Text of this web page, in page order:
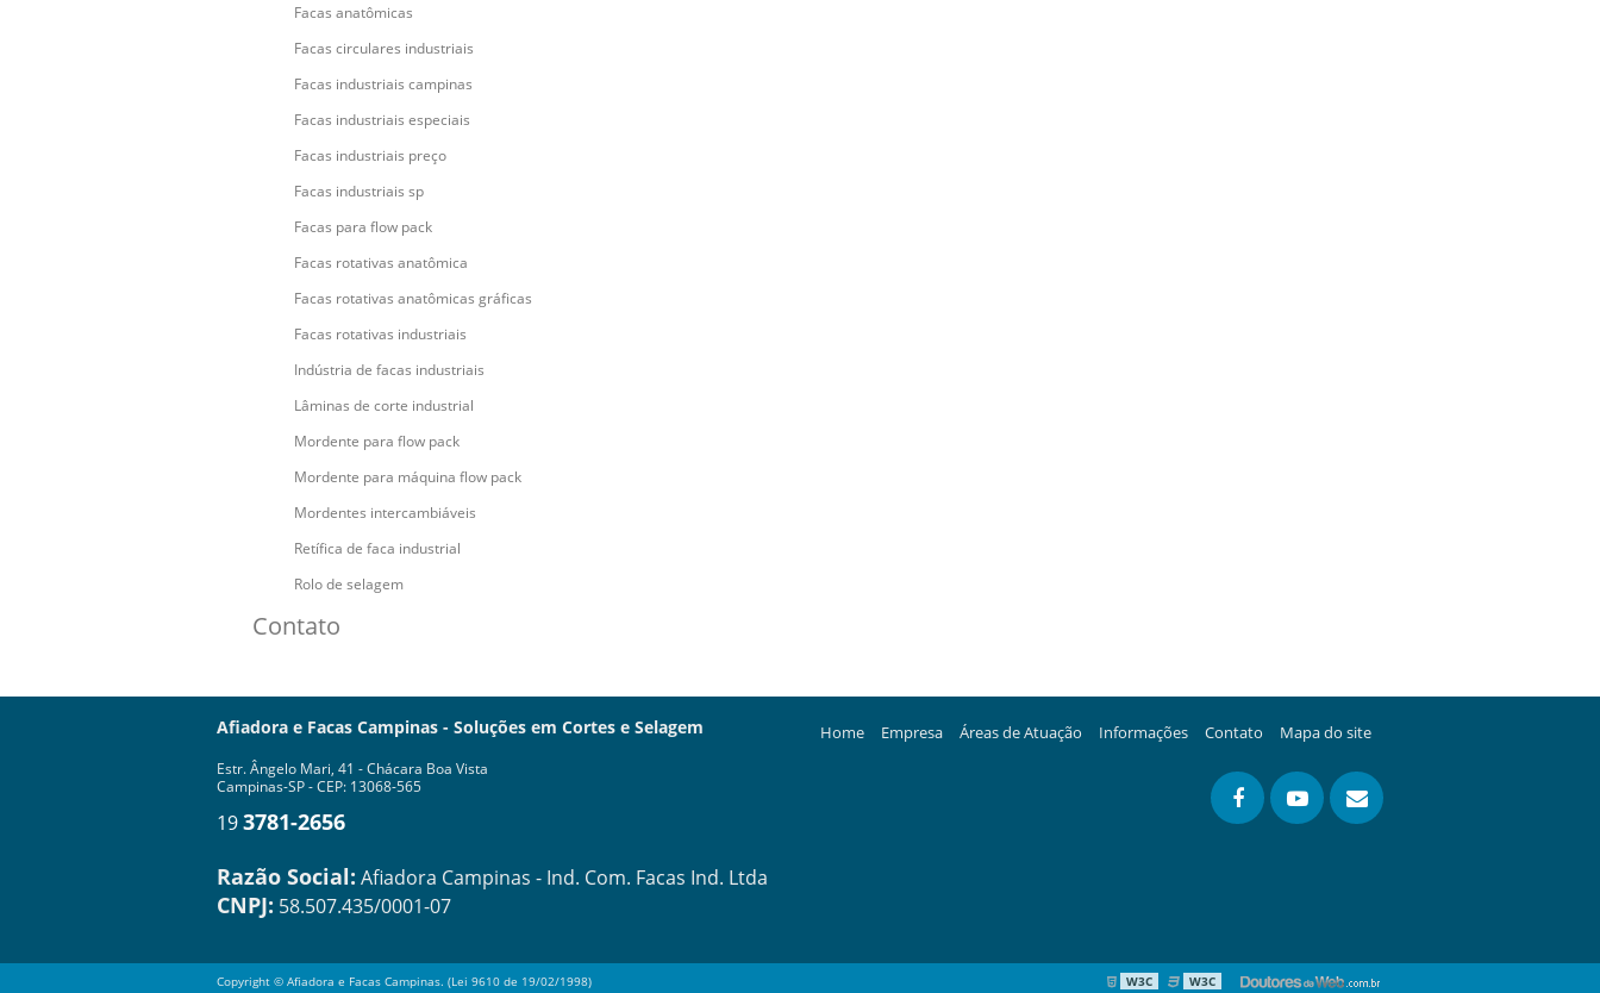
Facas anatômicas
Facas circulares industriais
Facas industriais campinas
Facas industriais especiais
Facas industriais preço
Facas industriais sp
Facas para flow pack
Facas rotativas anatômica
Facas rotativas anatômicas gráficas
Facas rotativas industriais
Indústria de facas industriais
Lâminas de corte industrial
Mordente para flow pack
Mordente para máquina flow pack
Mordentes intercambiáveis
Retífica de faca industrial
Rolo de selagem
Contato
Afiadora e Facas Campinas - Soluções em Cortes e Selagem
Estr. Ângelo Mari, 41 - Chácara Boa Vista
Campinas-SP - CEP: 13068-565
193781-2656
Razão Social: Afiadora Campinas - Ind. Com. Facas Ind. Ltda
CNPJ: 58.507.435/0001-07
Home Empresa Áreas de Atuação Informações Contato Mapa do site
Copyright © Afiadora e Facas Campinas. (Lei 9610 de 19/02/1998) W3C W3C